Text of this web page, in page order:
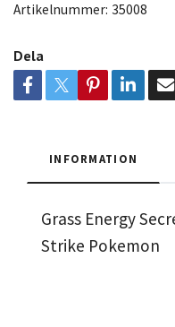
Artikelnummer: 35008
Dela
INFORMATION
Grass Energy
Strike Pokemon